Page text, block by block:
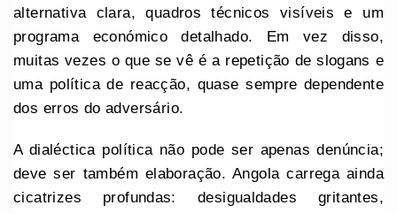
alternativa clara, quadros técnicos visíveis e um
programa económico detalhado. Em vez disso,
muitas vezes o que se vê é a repetição de slogans e
uma política de reacção, quase sempre dependente
dos erros do adversário.
A dialéctica política não pode ser apenas denúncia;
deve ser também elaboração. Angola carrega ainda
cicatrizes profundas: desigualdades gritantes,